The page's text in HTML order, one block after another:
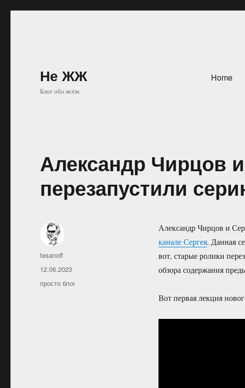
Не ЖЖ
Блог обо всём.
Home
Александр Чирцов
перезапустили
Александр Чирцов и
канале Сергея. Данная
вот, старые ролики
обзора содержания
Вот первая лекция
Автор
tesanoff
Опубликовано
12.06.2023
Рубрики
просто блог